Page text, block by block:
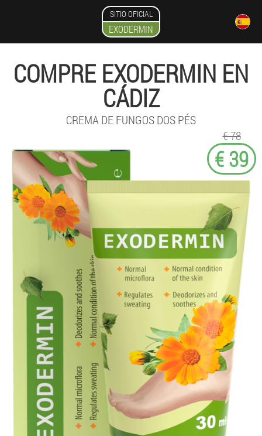
SITIO OFICIAL
EXODERMIN
COMPRE EXODERMIN EN
CÁDIZ
CREMA DE FUNGOS DOS PÉS
€ 78
€ 39